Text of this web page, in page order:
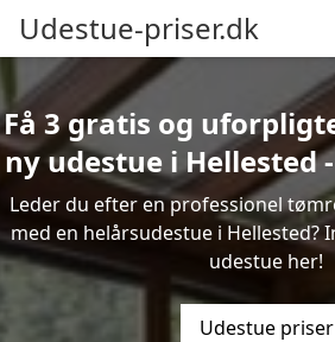
Udestue-priser.dk
Få 3 gratis og
ny udestue i Hellested
Leder du efter en professionel
med en helårsudestue i Hellested?
udestue her!
Udestue priser